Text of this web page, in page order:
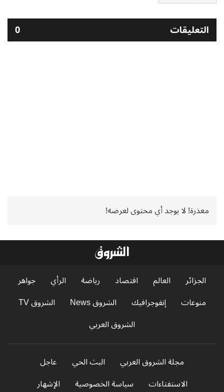
التعليقات 0
معذرة! لا يوجد أي محتوى لعرضه!
الجزائر العالم اقتصاد رياضة الرأي
جواهر
منوعات
إنفوجرافيك الشروق News
الشروق TV
الشروق العربي
مجلة الشروق العربي البث الحي
عاجل
الاستفتاءات
سياسة الخصوصية الإشهار